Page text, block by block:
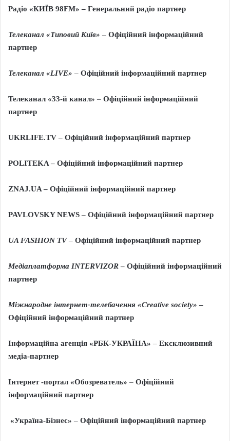
Радіо «КИЇВ 98FM» – Генеральний радіо партнер
Телеканал «Типовий Київ» – Офіційний інформаційний
партнер
Телеканал «LIVE» – Офіційний інформаційний партнер
Телеканал «33-й канал» – Офіційний інформаційний
партнер
UKRLIFE.TV – Офіційний інформаційний партнер
POLITEKA– Офіційний інформаційний партнер
ZNAJ.UA– Офіційний інформаційний партнер
PAVLOVSKY NEWS – Офіційний інформаційний партнер
UA FASHION TV– Офіційний інформаційний партнер
Медіаплатформа INTERVIZOR– Офіційний інформаційний
партнер
Міжнародне інтернет-телебачення «Creative society»–
Офіційний інформаційний партнер
Інформаційна агенція «РБК-УКРАЇНА»– Ексклюзивний
медіа-партнер
Інтернет -портал «Обозреватель» – Офіційний
інформаційний партнер
«Україна-Бізнес» – Офіційний інформаційний партнер